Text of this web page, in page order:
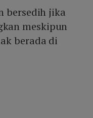
bersedih jika
meskipun
berada di